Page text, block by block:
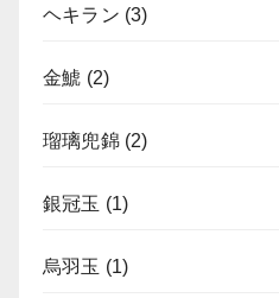
ヘキラン (3)
金鯱 (2)
瑠璃兜錦(2)
銀冠玉 (1)
烏羽玉 (1)